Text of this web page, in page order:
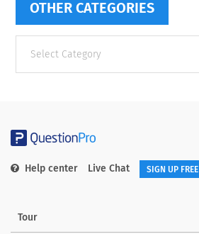
OTHER CATEGORIES
categories
Help center Live Chat SIGN UP FREE
Tour